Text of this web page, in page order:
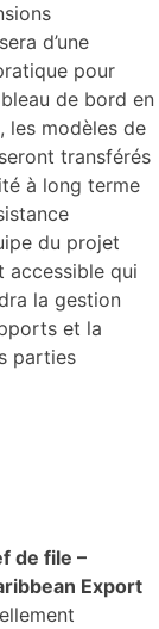
d’une
pour
de bord en
les modèles de
transférés
à long terme
du projet
accessible qui
la gestion
et la
parties
de file –
Export